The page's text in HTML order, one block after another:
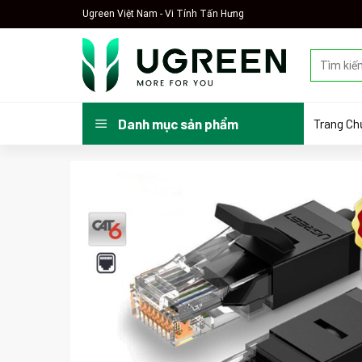
to
Ugreen Việt Nam - Vi Tính Tấn Hưng
kiếm:
Danh mục sản phẩm Trang